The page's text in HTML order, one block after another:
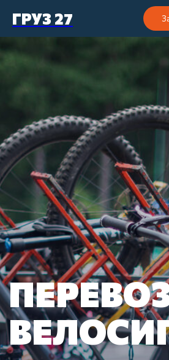
ГРУЗ 27
ПЕРЕВОЗКА
Наша служба поможет вам отправить
имущество быстро и без повреждений.
Связаться